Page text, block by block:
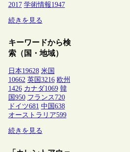
2017 学術情報1947
続きを見る
キーワードから検
索（国・地域）
日本19628 米国
10662 英国 3216 欧州
1426 カナダ1069 韓
国 950 フランス 720
ドイツ681 中国 638
オーストラリア599
続きを見る